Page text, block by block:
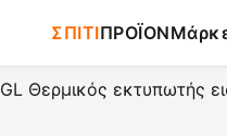
ΣΠΙΤΙΠΡΟΪΟΝ
Θερμικός εκτυπωτής